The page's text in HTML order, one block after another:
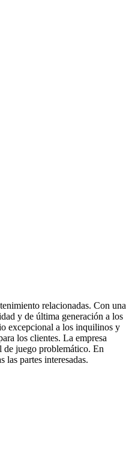
relacionadas. Con una
y de última generación a los
excepcional a los inquilinos y
los clientes. La empresa
de juego problemático. En
partes interesadas.